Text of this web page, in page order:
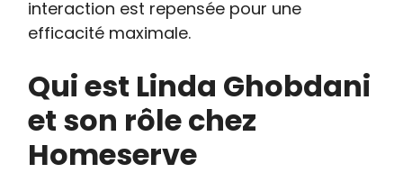
interaction est repensée pour une
efficacité maximale.
Qui est Linda Ghobdani
et son rôle chez
Homeserve